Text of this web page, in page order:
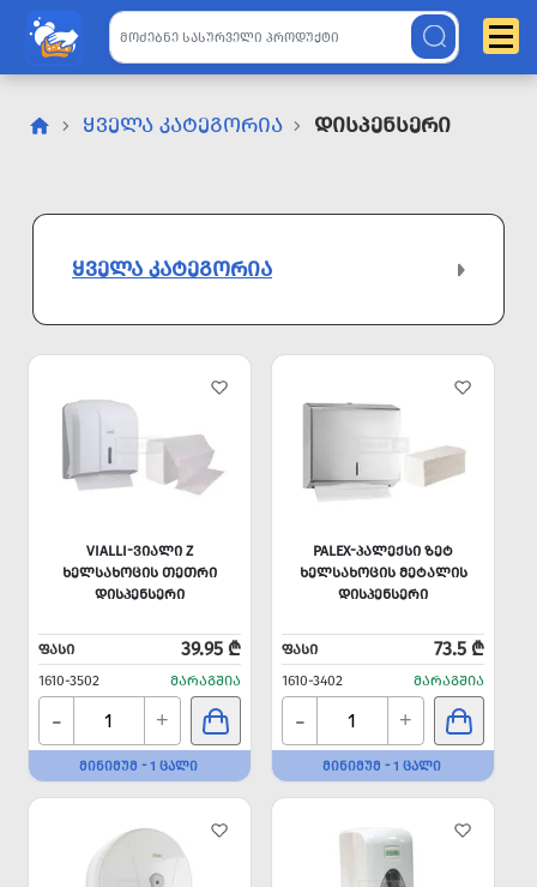
ᲧᲕᲔᲚᲐ ᲙᲐᲢᲔᲒᲝᲠᲘᲐ Დისპენსერი
ᲧᲕᲔᲚᲐ ᲙᲐᲢᲔᲒᲝᲠᲘᲐ
VIALLI-ᲕᲘᲐᲚᲘ Z
ᲮᲔᲚᲡᲐᲮᲝᲪᲘᲡ ᲗᲔᲗᲠᲘ
ᲓᲘᲡᲞᲔᲜᲡᲔᲠᲘ
ᲤᲐᲡᲘ 39.95 ₾
1610-3502 ᲛᲐᲠᲐᲒᲨᲘᲐ
- +
ᲛᲘᲜᲘᲛᲣᲛ - 1 ᲪᲐᲚᲘ
PALEX-ᲞᲐᲚᲔᲥᲡᲘ ᲖᲔᲢ
ᲮᲔᲚᲡᲐᲮᲝᲪᲘᲡ ᲛᲔᲢᲐᲚᲘᲡ
ᲓᲘᲡᲞᲔᲜᲡᲔᲠᲘ
ᲤᲐᲡᲘ 73.5 ₾
1610-3402 ᲛᲐᲠᲐᲒᲨᲘᲐ
- +
ᲛᲘᲜᲘᲛᲣᲛ - 1 ᲪᲐᲚᲘ